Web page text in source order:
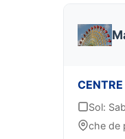
Sol:
che de